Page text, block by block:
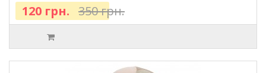
120 грн. 350 грн.